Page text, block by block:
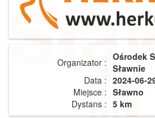
Organizator : Ośrodek
Sławnie
Data : 2024-06-
Miejsce : Sławno
Dystans : 5 km